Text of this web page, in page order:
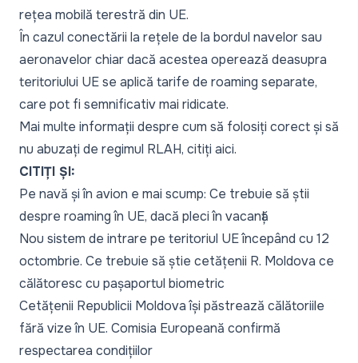
rețea mobilă terestră din UE.
În cazul conectării la rețele de la bordul navelor sau
aeronavelor chiar dacă acestea operează deasupra
teritoriului UE se aplică tarife de roaming separate,
care pot fi semnificativ mai ridicate.
Mai multe informații despre cum să folosiți corect și să
nu abuzați de regimul RLAH, citiți aici.
CITIȚI ȘI:
Pe navă și în avion e mai scump: Ce trebuie să știi
despre roaming în UE, dacă pleci în vacanță
Nou sistem de intrare pe teritoriul UE începând cu 12
octombrie. Ce trebuie să știe cetățenii R. Moldova ce
călătoresc cu pașaportul biometric
Cetățenii Republicii Moldova își păstrează călătoriile
fără vize în UE. Comisia Europeană confirmă
respectarea condițiilor